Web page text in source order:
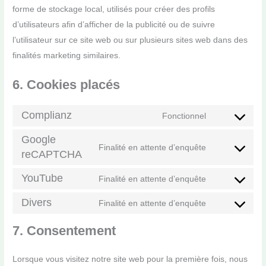
forme de stockage local, utilisés pour créer des profils
d’utilisateurs afin d’afficher de la publicité ou de suivre
l’utilisateur sur ce site web ou sur plusieurs sites web dans des
finalités marketing similaires.
6. Cookies placés
Complianz Fonctionnel
Consent
service
Google
reCAPTCHA
Finalité en attente d’enquête
Consent
service
google-
YouTube Finalité en attente d’enquête
Consent
Divers Finalité en attente d’enquête
Consent
divers
7. Consentement
Lorsque vous visitez notre site web pour la première fois, nous